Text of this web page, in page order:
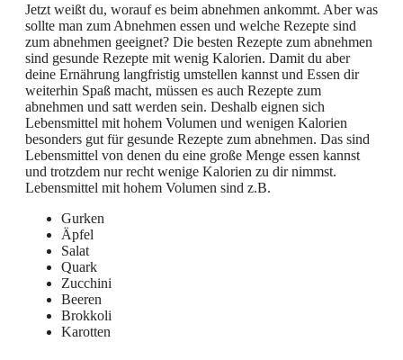
Jetzt weißt du, worauf es beim abnehmen ankommt. Aber was
sollte man zum Abnehmen essen und welche Rezepte sind
zum abnehmen geeignet? Die besten Rezepte zum abnehmen
sind gesunde Rezepte mit wenig Kalorien. Damit du aber
deine Ernährung langfristig umstellen kannst und Essen dir
weiterhin Spaß macht, müssen es auch Rezepte zum
abnehmen und satt werden sein. Deshalb eignen sich
Lebensmittel mit hohem Volumen und wenigen Kalorien
besonders gut für gesunde Rezepte zum abnehmen. Das sind
Lebensmittel von denen du eine große Menge essen kannst
und trotzdem nur recht wenige Kalorien zu dir nimmst.
Lebensmittel mit hohem Volumen sind z.B.
Gurken
Äpfel
Salat
Quark
Zucchini
Beeren
Brokkoli
Karotten